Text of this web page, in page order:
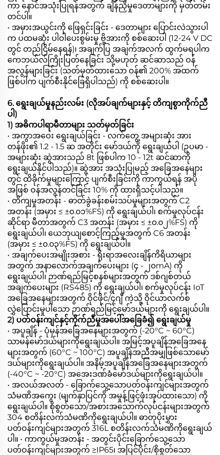
ကာ နောင်အသုံးပြုရန်အတွက် ချိန်ညှိမှုဒေတာများကို မှတ်တမ်း
တင်ပါ။
• အမှားအယွင်းကို ဖြေရှင်းခြင်း - ဒေတာများ ပြောင်းလဲသွားပါ
က ပထမဆုံး ပါဝါပေးစွမ်းမှု ဗို့အားကို စစ်ဆေးပါ (12-24 V DC
တွင် တည်ငြိမ်နေရန်)၊ အချက်ပြ အချက်အလက် ထွက်မရပါက
ကေဘယ်လ်ကြိုးပြတ်နေခြင်း သို့မဟုတ် ဆင်ဆာသည် ဝန်
အလွန်များခြင်း (သတ်မှတ်ထားသော ဝန်၏ 200% အထက်
ဖြစ်ပါက ပျက်စီးနိုင်ခြေရှိပါသည်) ကို စစ်ဆေးပါ။
6. ရွေးချယ်မှုနည်းလမ်း (လိုအပ်ချက်များနှင့် တိကျစွာကိုက်ညီ
ပါ)
1) အဓိကပါရာမီတာများ သတ်မှတ်ခြင်း
• အကွာအဝေး ရွေးချယ်ခြင်း - လက်တွေ့ အများဆုံး အား
တန်ဖိုး၏ 1.2 - 1.5 ဆ အတိုင်း မော်ဒယ်ကို ရွေးချယ်ပါ (ဥပမာ -
အများဆုံး ဆွဲအားသည် 8t ဖြစ်ပါက 10 - 12t ဆင်ဆာကို
ရွေးချယ်နိုင်ပါသည်)။ ဆွဲအား အသုံးပြုမည့် အခြေအနေများ
တွင် ထိခိုက်မှုများကြောင့် ပျက်စီးခြင်းကို ကာကွယ်ရန် အပို
အဖြစ် ဝန်အလွန်တင်ခြင်း 10% ကို ထားရှိသင့်ပါသည်။
• တိကျမှုအတန်း - ဓာတ်ခွဲခန်းစမ်းသပ်မှုများအတွက် C2
အတန်း (အမှား ≤ ±၀.၀၁%FS) ကို ရွေးချယ်ပါ၊ စက်မှုလုပ်ငန်း
ဆိုင်ရာ မီတာအတွက် C3 အတန်း (အမှား ≤ ±၀.၀၂%FS) ကို
ရွေးချယ်ပါ၊ ယေဘုယျစောင့်ကြည့်မှုအတွက် C6 အတန်း
(အမှား ≤ ±၀.၀၃%FS) ကို ရွေးချယ်ပါ။
• အချက်ပေးအမျိုးအစား - ရိုးရာအလေးချိန်ကိရိယာများ
အတွက် အနာလောက်အချက်ပေးများ (၄ - ၂၀mA) ကို
ရွေးချယ်ပါ၊ ဉာဏ်ရည်မြင့်စနစ်များအတွက် ဒစ်ဂျစ်တယ်
အချက်ပေးများ (RS485) ကို ရွေးချယ်ပါ၊ စက်မှုလုပ်ငန်း IoT
အခြေအနေများအတွက် ဝိုင်ဖိုင်/၄ဂျီ ကဲ့သို့ ဝိုင်ယာလက်စ်
လွှဲပြောင်းမှုပါသော ဉာဏ်ရည်မြင့်မော်ဒယ်များကို ရွေးချယ်ပါ။
2) ပတ်ဝန်းကျင်နှင့်ကိုက်ညီမှုအပေါ်အခြေခံ၍ ရွေးချယ်မှု
• အပူချိန် - ပုံမှန်အခြေအနေများအတွက် (-20°C ~ 60°C)
သာမန်မော်ဒယ်များကိုရွေးချယ်ပါ။ အမြင့်အပူချိန်အခြေအနေ
များအတွက် (60°C ~ 100°C) အပူချိန်အညီအမျှဖြစ်သောမော်
ဒယ်များကိုရွေးချယ်ပါ။ အနိမ့်အပူချိန်အခြေအနေများအတွက်
(-40°C ~ -20°C) အအေးဒဏ်ခံမော်ဒယ်များကိုရွေးချယ်ပါ။
• အလယ်အလတ် - ခြောက်သွေ့သောပတ်ဝန်းကျင်များအတွက်
သံမဏိအကွေး (မျက်နှာပြင်ကို အမှုန့်ဖြင့်ဖုံးအုပ်ထားသော) ကို
ရွေးချယ်ပါ။ စိုစွတ်သော/အစားအသောက်လုပ်ငန်းများအတွက်
304 စတိန်းလက်သံမဏိကိုရွေးချယ်ပါ။ ဓာတုပိုးမွှား
ပတ်ဝန်းကျင်များအတွက် 316L စတိန်းလက်သံမဏိကိုရွေးချယ်
ပါ။ • ကာကွယ်မှုအတန်း - အတွင်းပိုင်းခြောက်သွေ့သော
ပတ်ဝန်းကျင်များအတွက် ≥IP65၊ အပြင်ပိုင်း/စိုစွတ်သော